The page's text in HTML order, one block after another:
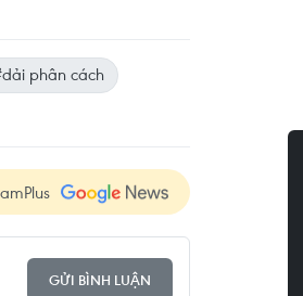
phân cách
GỬI BÌNH LUẬN